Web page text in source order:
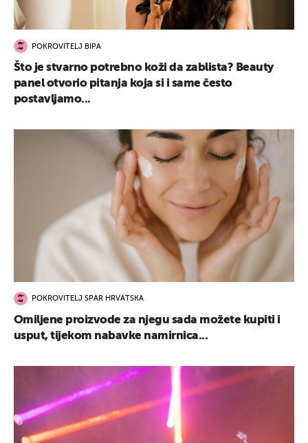
POKROVITELJ BIPA
Što je stvarno potrebno koži da zablista? Beauty
panel otvorio pitanja koja si i same često
postavljamo...
POKROVITELJ SPAR HRVATSKA
Omiljene proizvode za njegu sada možete kupiti i
usput, tijekom nabavke namirnica...